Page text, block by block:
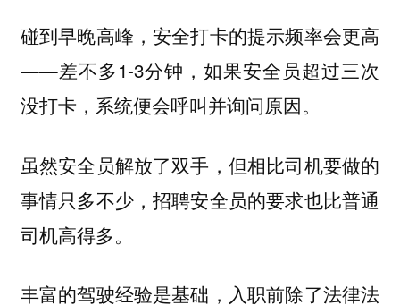
碰到早晚高峰，安全打卡的提示频率会更高
——差不多1-3分钟，如果安全员超过三次
没打卡，系统便会呼叫并询问原因。
虽然安全员解放了双手，但相比司机要做的
事情只多不少，招聘安全员的要求也比普通
司机高得多。
丰富的驾驶经验是基础，入职前除了法律法